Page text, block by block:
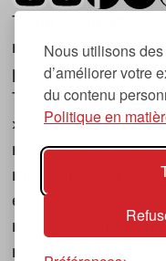
Nous utilisons
d’améliorer votre
du contenu
Politique en
Tsugi est un
musique et les
première parution
Tsugi en japonais
», ce qui
magazine, à
musicales,
électronique, du
nouveaux
musique.